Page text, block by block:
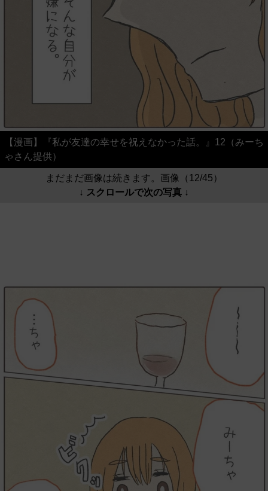
【漫画】『私が友達の幸せを祝えなかった話。』12（みーち
ゃさん提供）
まだまだ画像は続きます。画像（12/45）
↓ スクロールで次の写真 ↓